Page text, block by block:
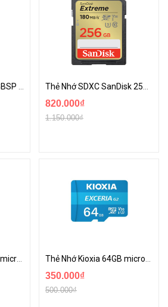
820.000₫
1.150.000₫
350.000₫
500.000₫